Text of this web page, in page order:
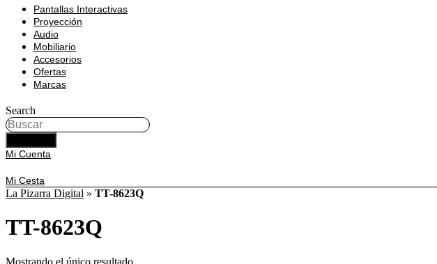
Pantallas Interactivas
Proyección
Audio
Mobiliario
Accesorios
Ofertas
Marcas
Search
Mi Cuenta
Mi Cesta
La Pizarra Digital » TT-8623Q
TT-8623Q
Mostrando el único resultado